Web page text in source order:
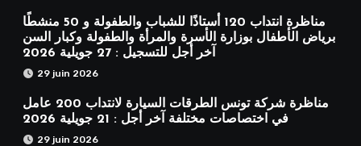
مناظرة انتداب 120 أستاذًا للشباب والطفولة و 50 منشطًا
برياض الأطفال بوزارة الأسرة والمرأة والطفولة وكبار السن
آخر أجل للتسجيل : 27 جويلية 2026
29 juin 2026
مناظرة شركة تونس الطرقات السيارة لانتداب 200 عامل
في اختصاصات مختلفة آخر أجل : 21 جويلية 2026
29 juin 2026